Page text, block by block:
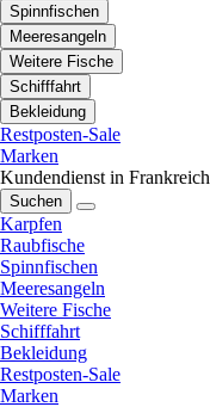
Spinnfischen
Meeresangeln
Weitere Fische
Schifffahrt
Bekleidung
Restposten-Sale
Marken
Kundendienst in Frankreich
Suchen
Karpfen
Raubfische
Spinnfischen
Meeresangeln
Weitere Fische
Schifffahrt
Bekleidung
Restposten-Sale
Marken